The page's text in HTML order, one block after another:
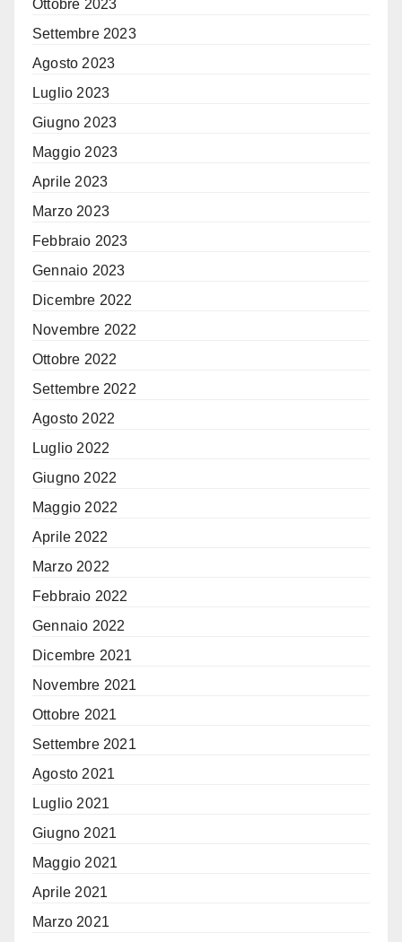
Ottobre 2023
Settembre 2023
Agosto 2023
Luglio 2023
Giugno 2023
Maggio 2023
Aprile 2023
Marzo 2023
Febbraio 2023
Gennaio 2023
Dicembre 2022
Novembre 2022
Ottobre 2022
Settembre 2022
Agosto 2022
Luglio 2022
Giugno 2022
Maggio 2022
Aprile 2022
Marzo 2022
Febbraio 2022
Gennaio 2022
Dicembre 2021
Novembre 2021
Ottobre 2021
Settembre 2021
Agosto 2021
Luglio 2021
Giugno 2021
Maggio 2021
Aprile 2021
Marzo 2021